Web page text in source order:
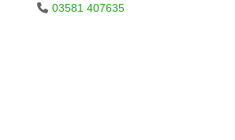
03581 407635